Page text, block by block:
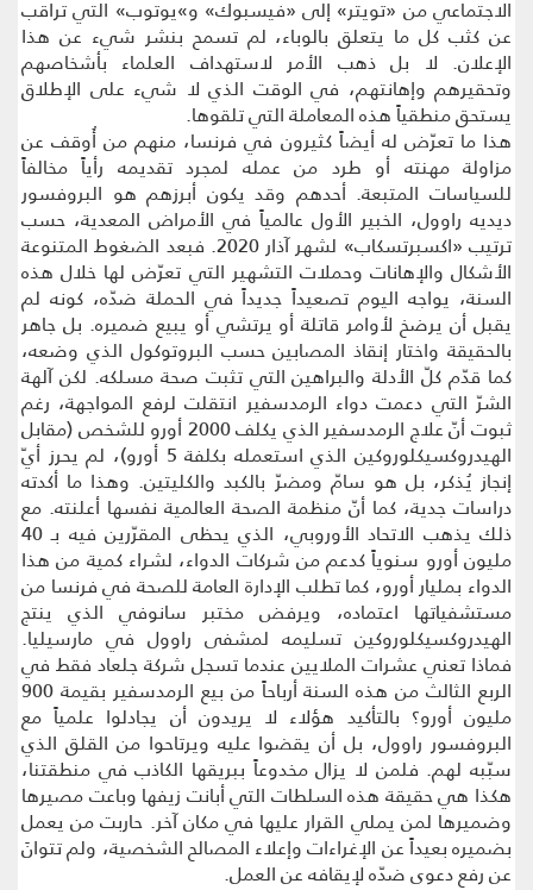
الاجتماعي من «تويتر» إلى «فيسبوك» و»يوتوب» التي تراقب
عن كثب كل ما يتعلق بالوباء، لم تسمح بنشر شيء عن هذا
الإعلان. لا بل ذهب الأمر لاستهداف العلماء بأشخاصهم
وتحقيرهم وإهانتهم، في الوقت الذي لا شيء على الإطلاق
يستحق منطقياً هذه المعاملة التي تلقوها.
هذا ما تعرّض له أيضاً كثيرون في فرنسا، منهم من أُوقف عن
مزاولة مهنته أو طرد من عمله لمجرد تقديمه رأياً مخالفاً
للسياسات المتبعة. أحدهم وقد يكون أبرزهم هو البروفسور
ديديه راوول، الخبير الأول عالمياً في الأمراض المعدية، حسب
ترتيب «اكسبرتسكاب» لشهر آذار 2020. فبعد الضغوط المتنوعة
الأشكال والإهانات وحملات التشهير التي تعرّض لها خلال هذه
السنة، يواجه اليوم تصعيداً جديداً في الحملة ضدّه، كونه لم
يقبل أن يرضخ لأوامر قاتلة أو يرتشي أو يبيع ضميره. بل جاهر
بالحقيقة واختار إنقاذ المصابين حسب البروتوكول الذي وضعه،
كما قدّم كلّ الأدلة والبراهين التي تثبت صحة مسلكه. لكن آلهة
الشرّ التي دعمت دواء الرمدسفير انتقلت لرفع المواجهة، رغم
ثبوت أنّ علاج الرمدسفير الذي يكلف 2000 أورو للشخص (مقابل
الهيدروكسيكلوروكين الذي استعمله بكلفة 5 أورو)، لم يحرز أيّ
إنجاز يُذكر، بل هو سامّ ومضرّ بالكبد والكليتين. وهذا ما أكدته
دراسات جدية، كما أنّ منظمة الصحة العالمية نفسها أعلنته. مع
ذلك يذهب الاتحاد الأوروبي، الذي يحظى المقرّرين فيه بـ 40
مليون أورو سنوياً كدعم من شركات الدواء، لشراء كمية من هذا
الدواء بمليار أورو، كما تطلب الإدارة العامة للصحة في فرنسا من
مستشفياتها اعتماده، ويرفض مختبر سانوفي الذي ينتج
الهيدروكسيكلوروكين تسليمه لمشفى راوول في مارسيليا.
فماذا تعني عشرات الملايين عندما تسجل شركة جلعاد فقط في
الربع الثالث من هذه السنة أرباحاً من بيع الرمدسفير بقيمة 900
مليون أورو؟ بالتأكيد هؤلاء لا يريدون أن يجادلوا علمياً مع
البروفسور راوول، بل أن يقضوا عليه ويرتاحوا من القلق الذي
سبّبه لهم. فلمن لا يزال مخدوعاً ببريقها الكاذب في منطقتنا،
هكذا هي حقيقة هذه السلطات التي أبانت زيفها وباعت مصيرها
وضميرها لمن يملي القرار عليها في مكان آخر. حاربت من يعمل
بضميره بعيداً عن الإغراءات وإعلاء المصالح الشخصية، ولم تتوانَ
عن رفع دعوى ضدّه لإيقافه عن العمل.